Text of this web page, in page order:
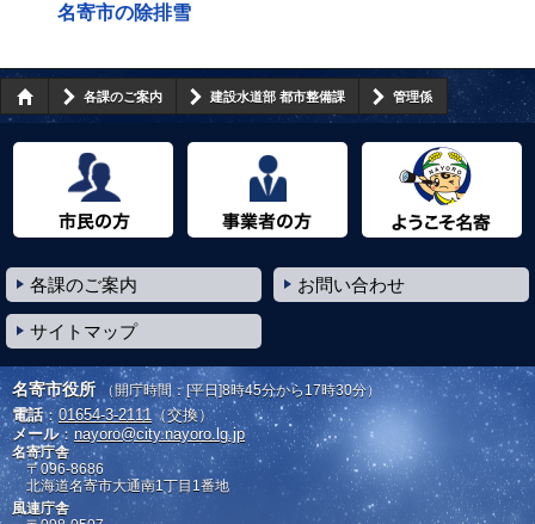
名寄市の除排雪
各課のご案内 建設水道部 都市整備課 管理係
各課のご案内 お問い合わせ
サイトマップ
名寄市役所 （開庁時間：[平日]8時45分から17時30分）
電話：01654-3-2111 （交換）
メール： nayoro@city.nayoro.lg.jp
名寄庁舎
〒096-8686
北海道名寄市大通南1丁目1番地
風連庁舎